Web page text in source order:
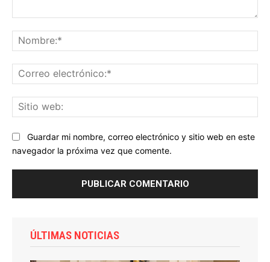
Guardar mi nombre, correo electrónico y sitio web en este
navegador la próxima vez que comente.
ÚLTIMAS NOTICIAS